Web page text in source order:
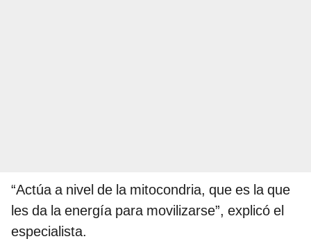
“Actúa a nivel de la mitocondria, que es la que
les da la energía para movilizarse”, explicó el
especialista.